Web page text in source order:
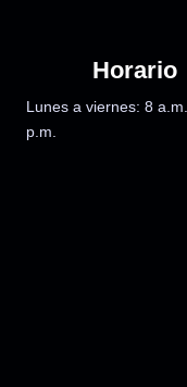
Horario
Lunes a viernes: 8
p.m.